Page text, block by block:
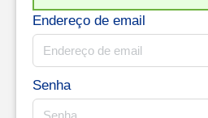
Endereço de email
Senha